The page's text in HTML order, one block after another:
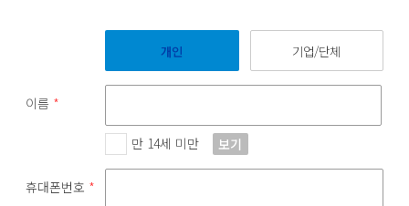
개인 기업/단체
이름 *
만 14세 미만 보기
휴대폰번호 *